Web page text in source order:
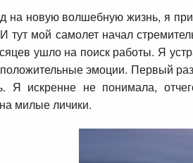
на новую волшебную жизнь, я
тут мой самолет начал
ушло на поиск работы. Я
эмоции. Первый
Я искренне не понимала,
милые личики.